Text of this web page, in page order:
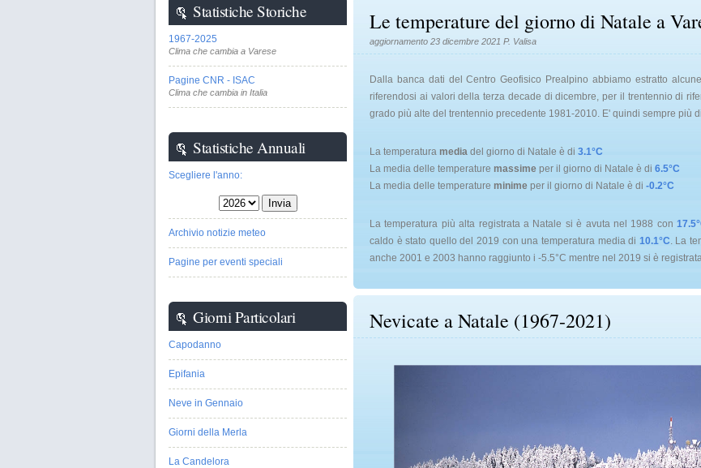
Le temperature del giorno di Natale a
aggiornamento 23 dicembre 2021 P. Valisa
Dalla banca dati del Centro Geofisico Prealpino abbiamo estratto
riferendosi ai valori della terza decade di dicembre, per il trentennio di
grado più alte del trentennio precedente 1981-2010. E' quindi sempre più
La temperatura media del giorno di Natale è di 3.1°C
La media delle temperature massime per il giorno di Natale è di 6.5°C
La media delle temperature minime per il giorno di Natale è di -0.2°C
La temperatura più alta registrata a Natale si è avuta nel 1988 con
caldo è stato quello del 2019 con una temperatura media di 10.1°C. La
anche 2001 e 2003 hanno raggiunto i -5.5°C mentre nel 2019 si è
Nevicate a Natale (1967-2021)
Statistiche Storiche
1967-2025
Clima che cambia a Varese
Pagine CNR - ISAC
Clima che cambia in Italia
Statistiche Annuali
Scegliere l'anno:
Archivio notizie meteo
Pagine per eventi speciali
Giorni Particolari
Capodanno
Epifania
Neve in Gennaio
Giorni della Merla
La Candelora